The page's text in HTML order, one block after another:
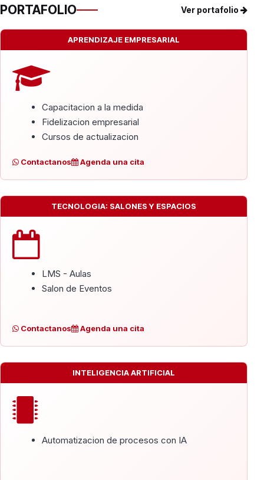
PORTAFOLIO Ver portafolio
APRENDIZAJE EMPRESARIAL
Capacitacion a la medida
Fidelizacion empresarial
Cursos de actualizacion
Contactanos Agenda una cita
TECNOLOGIA: SALONES Y ESPACIOS
LMS - Aulas
Salon de Eventos
Contactanos Agenda una cita
INTELIGENCIA ARTIFICIAL
Automatizacion de procesos con IA